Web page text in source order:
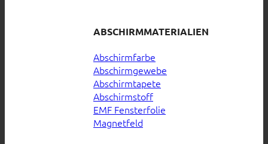
ABSCHIRMMATERIALIEN
Abschirmfarbe
Abschirmgewebe
Abschirmtapete
Abschirmstoff
EMF Fensterfolie
Magnetfeld